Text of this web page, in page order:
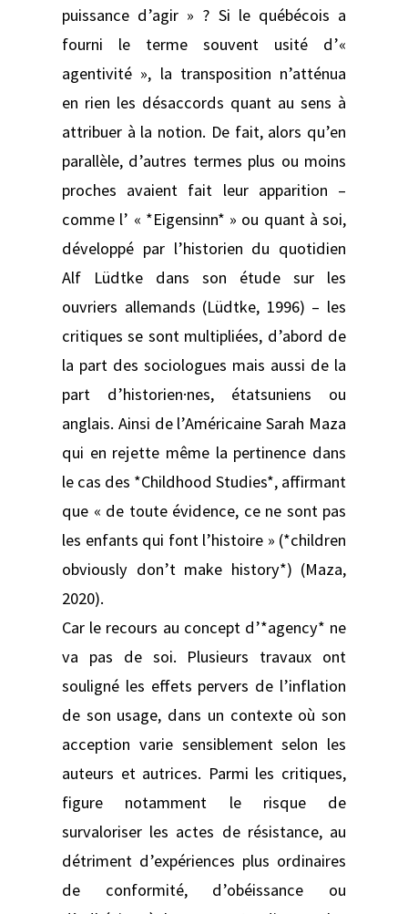
puissance d’agir » ? Si le québécois a
fourni le terme souvent usité d’«
agentivité », la transposition n’atténua
en rien les désaccords quant au sens à
attribuer à la notion. De fait, alors qu’en
parallèle, d’autres termes plus ou moins
proches avaient fait leur apparition –
comme l’ « *Eigensinn* » ou quant à soi,
développé par l’historien du quotidien
Alf Lüdtke dans son étude sur les
ouvriers allemands (Lüdtke, 1996) – les
critiques se sont multipliées, d’abord de
la part des sociologues mais aussi de la
part d’historien·nes, étatsuniens ou
anglais. Ainsi de l’Américaine Sarah Maza
qui en rejette même la pertinence dans
le cas des *Childhood Studies*, affirmant
que « de toute évidence, ce ne sont pas
les enfants qui font l’histoire » (*children
obviously don’t make history*) (Maza,
2020).
Car le recours au concept d’*agency* ne
va pas de soi. Plusieurs travaux ont
souligné les effets pervers de l’inflation
de son usage, dans un contexte où son
acception varie sensiblement selon les
auteurs et autrices. Parmi les critiques,
figure notamment le risque de
survaloriser les actes de résistance, au
détriment d’expériences plus ordinaires
de conformité, d’obéissance ou